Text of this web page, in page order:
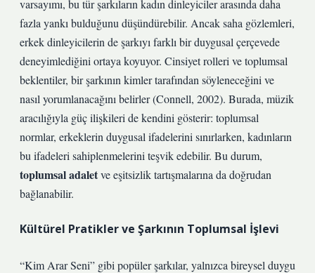
varsayımı, bu tür şarkıların kadın dinleyiciler arasında daha
fazla yankı bulduğunu düşündürebilir. Ancak saha gözlemleri,
erkek dinleyicilerin de şarkıyı farklı bir duygusal çerçevede
deneyimlediğini ortaya koyuyor. Cinsiyet rolleri ve toplumsal
beklentiler, bir şarkının kimler tarafından söyleneceğini ve
nasıl yorumlanacağını belirler (Connell, 2002). Burada, müzik
aracılığıyla güç ilişkileri de kendini gösterir: toplumsal
normlar, erkeklerin duygusal ifadelerini sınırlarken, kadınların
bu ifadeleri sahiplenmelerini teşvik edebilir. Bu durum,
toplumsal adaletveeşitsizliktartışmalarına da doğrudan
bağlanabilir.
Kültürel Pratikler ve Şarkının Toplumsal İşlevi
“Kim Arar Seni” gibi popüler şarkılar, yalnızca bireysel duygu